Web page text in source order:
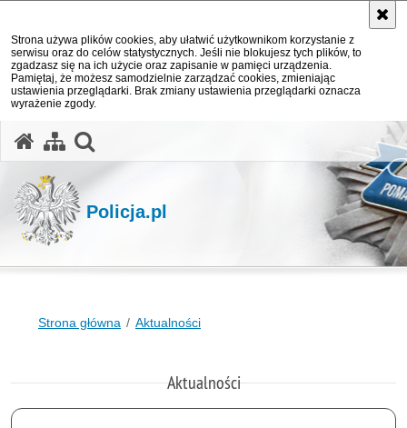
Strona używa plików cookies, aby ułatwić użytkownikom korzystanie z
serwisu oraz do celów statystycznych. Jeśli nie blokujesz tych plików, to
zgadzasz się na ich użycie oraz zapisanie w pamięci urządzenia.
Pamiętaj, że możesz samodzielnie zarządzać cookies, zmieniając
ustawienia przeglądarki. Brak zmiany ustawienia przeglądarki oznacza
wyrażenie zgody.
Policja.pl
Strona główna Aktualności
Aktualności